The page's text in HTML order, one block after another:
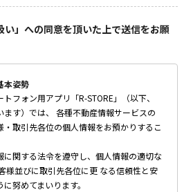
い」への同意を頂いた上で送信をお願
本姿勢
フォン用アプリ「R-STORE」（以下、
ます）では、 各種不動産情報サービスの
・取引先各位の個人情報をお預かりするこ
に関する法令を遵守し、個人情報の適切な
様並びに取引先各位に更 なる信頼性と安
努めてまいります。